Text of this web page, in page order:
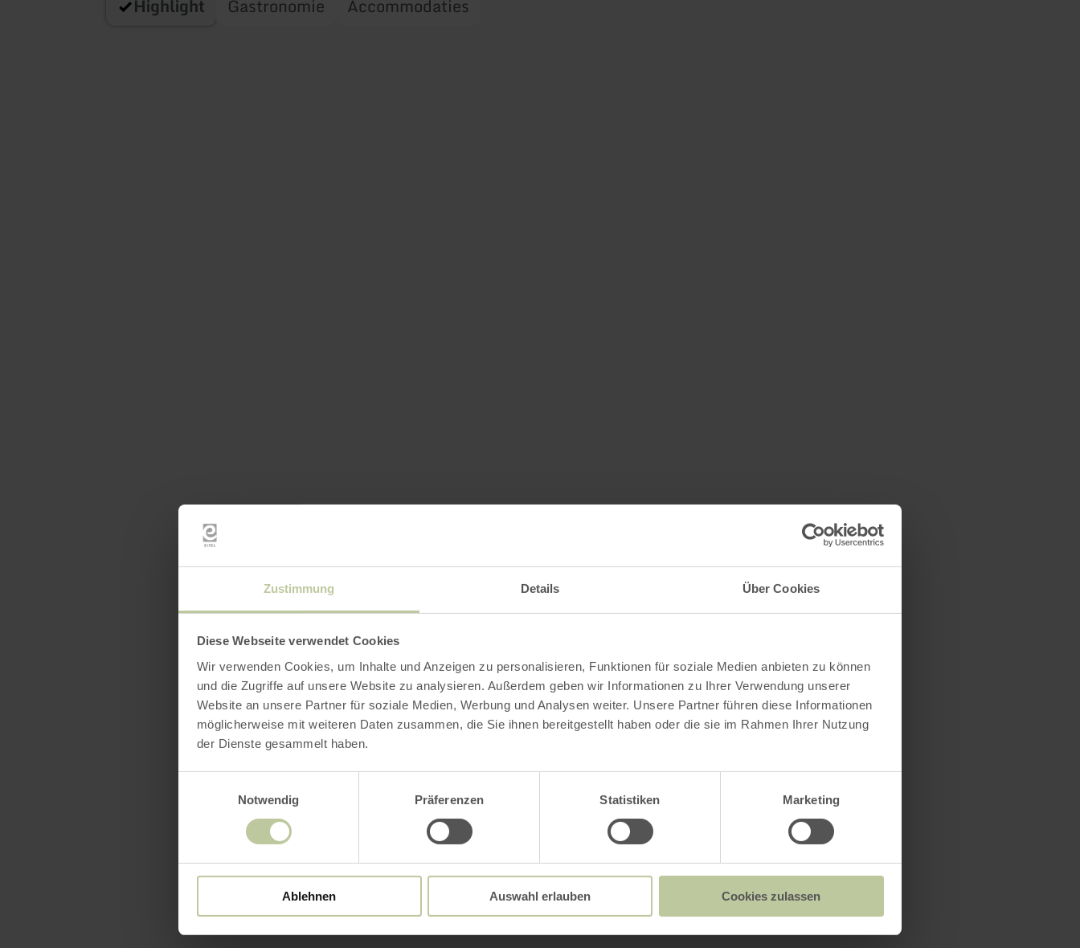
Zustimmung Details Über Cookies
Diese Webseite verwendet Cookies
Wir verwenden Cookies, um Inhalte und Anzeigen zu personalisieren, Funktionen für soziale Medien anbieten zu können
und die Zugriffe auf unsere Website zu analysieren. Außerdem geben wir Informationen zu Ihrer Verwendung unserer
Website an unsere Partner für soziale Medien, Werbung und Analysen weiter. Unsere Partner führen diese Informationen
möglicherweise mit weiteren Daten zusammen, die Sie ihnen bereitgestellt haben oder die sie im Rahmen Ihrer Nutzung
der Dienste gesammelt haben.
Notwendig
Präferenzen Statistiken Marketing
Ablehnen Auswahl erlauben Cookies zulassen
Highlight Gastronomie Accommodaties